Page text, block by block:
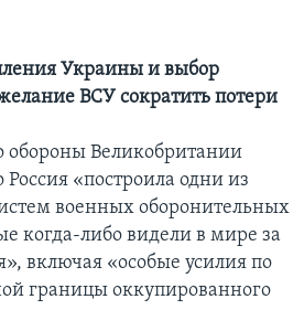
Украины и выбор
ВСУ сократить потери
обороны Великобритании
Россия «построила одни из
военных оборонительных
когда-либо видели в мире за
включая «особые усилия по
границы оккупированного